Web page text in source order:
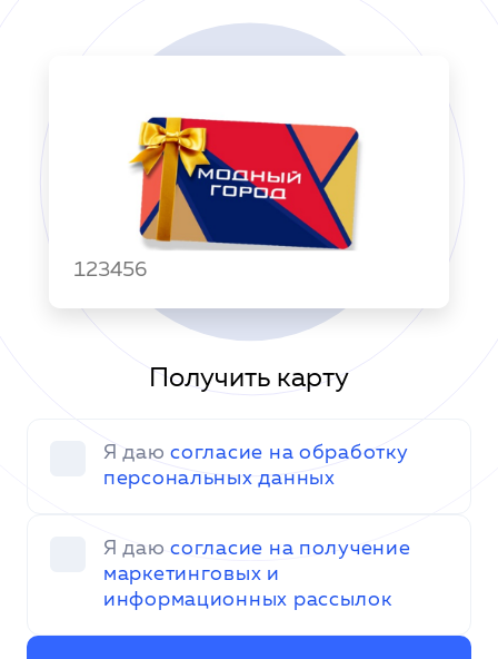
123456
Получить карту
Я даюсогласие на обработку
персональных данных
Я даюсогласие на получение
маркетинговых и
информационных рассылок